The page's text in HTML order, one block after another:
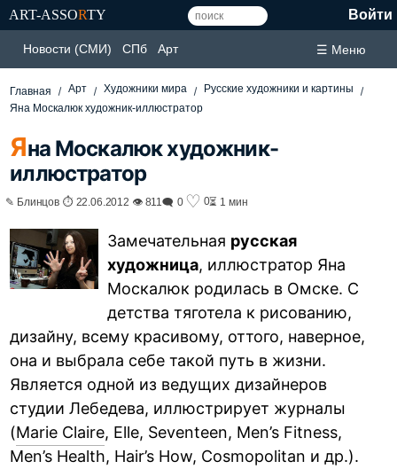
ART-ASSORTY Войти
Новости (СМИ) СПб Арт ☰ Меню
Главная Арт Художники мира
Русские художники и картины
Яна Москалюк художник-иллюстратор
Яна Москалюк художник-
иллюстратор
✎ Блинцов ⏱ 22.06.2012 👁 811🗨 0 ♡ 0⏳ 1 мин
Замечательная русская
художница, иллюстратор Яна
Москалюк родилась в Омске. С
детства тяготела к рисованию,
дизайну, всему красивому, оттого, наверное,
она и выбрала себе такой путь в жизни.
Является одной из ведущих дизайнеров
студии Лебедева, иллюстрирует журналы
(Marie Claire, Elle, Seventeen, Men’s Fitness,
Men’s Health, Hair’s How, Cosmopolitan и др.).